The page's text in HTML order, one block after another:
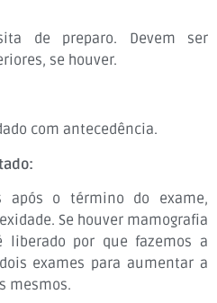
de preparo. Devem ser
se houver.
com antecedência.
o término do exame,
Se houver mamografia
liberado por que fazemos a
exames para aumentar a
mesmos.